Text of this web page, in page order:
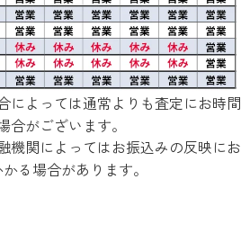
によっては通常よりも査定にお時間
合がございます。
機関によってはお振込みの反映にお
る場合があります。